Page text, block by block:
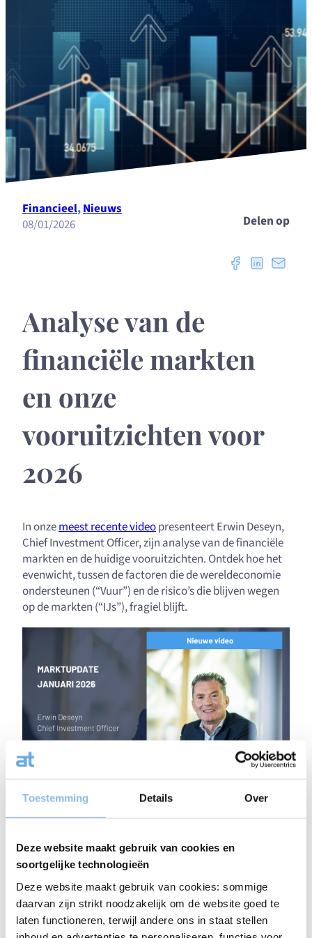
Toestemming Details Over
Deze website maakt gebruik van cookies en
soortgelijke technologieën
Deze website maakt gebruik van cookies: sommige
daarvan zijn strikt noodzakelijk om de website goed te
laten functioneren, terwijl andere ons in staat stellen
Financieel, Nieuws
08/01/2026
Delen op
Analyse van de
financiële markten
en onze
vooruitzichten voor
2026
In onzemeest recente videopresenteert Erwin Deseyn,
Chief Investment Officer, zijn analyse van de financiële
markten en de huidige vooruitzichten. Ontdek hoe het
evenwicht, tussen de factoren die de wereldeconomie
ondersteunen (“Vuur”) en de risico’s die blijven wegen
op de markten (“IJs”), fragiel blijft.
Ontdek de inhoud van de video
Aarzel niet ons te contacteren via
info@capitalatwork.lu